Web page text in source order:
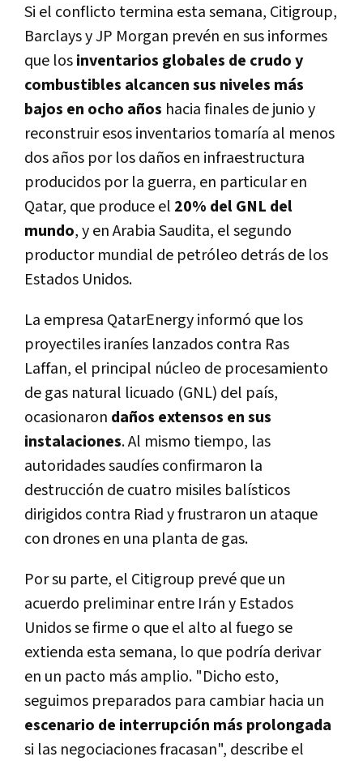
Si el conflicto termina esta semana, Citigroup,
Barclays y JP Morgan prevén en sus informes
que losinventarios globales de crudo y
combustibles alcancen sus niveles más
bajos en ocho años hacia finales de junio y
reconstruir esos inventarios tomaría al menos
dos años por los daños en infraestructura
producidos por la guerra, en particular en
Qatar, que produce el 20% del GNL del
mundo, y en Arabia Saudita, el segundo
productor mundial de petróleo detrás de los
Estados Unidos.
La empresa QatarEnergy informó que los
proyectiles iraníes lanzados contra Ras
Laffan, el principal núcleo de procesamiento
de gas natural licuado (GNL) del país,
ocasionaron daños extensos en sus
instalaciones. Al mismo tiempo, las
autoridades saudíes confirmaron la
destrucción de cuatro misiles balísticos
dirigidos contra Riad y frustraron un ataque
con drones en una planta de gas.
Por su parte, el Citigroup prevé que un
acuerdo preliminar entre Irán y Estados
Unidos se firme o que el alto al fuego se
extienda esta semana, lo que podría derivar
en un pacto más amplio. "Dicho esto,
seguimos preparados para cambiar hacia un
escenario de interrupción más prolongada
si las negociaciones fracasan", describe el